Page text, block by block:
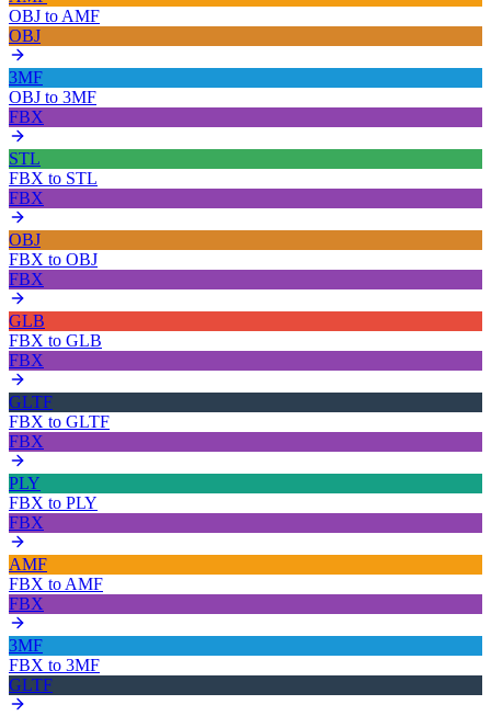
OBJ to AMF
OBJ
3MF
OBJ to 3MF
FBX
STL
FBX to STL
FBX
OBJ
FBX to OBJ
FBX
GLB
FBX to GLB
FBX
GLTF
FBX to GLTF
FBX
PLY
FBX to PLY
FBX
AMF
FBX to AMF
FBX
3MF
FBX to 3MF
GLTF